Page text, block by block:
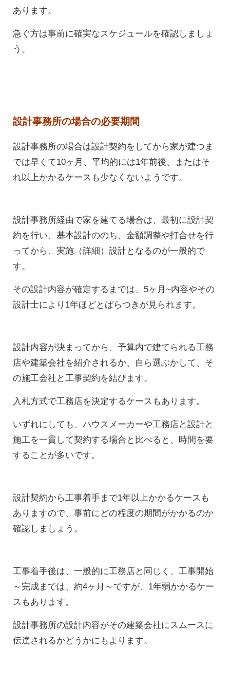
あります。
急ぐ方は事前に確実なスケジュールを確認しましょ
う。
設計事務所の場合の必要期間
設計事務所の場合は設計契約をしてから家が建つま
では早くて10ヶ月、平均的には1年前後、またはそ
れ以上かかるケースも少なくないようです。
設計事務所経由で家を建てる場合は、最初に設計契
約を行い、基本設計ののち、金額調整や打合せを行
ってから、実施（詳細）設計となるのが一般的で
す。
その設計内容が確定するまでは、5ヶ月~内容やその
設計士により1年ほどとばらつきが見られます。
設計内容が決まってから、予算内で建てられる工務
店や建築会社を紹介されるか、自ら選ぶかして、そ
の施工会社と工事契約を結びます。
入札方式で工務店を決定するケースもあります。
いずれにしても、ハウスメーカーや工務店と設計と
施工を一貫して契約する場合と比べると、時間を要
することが多いです。
設計契約から工事着手まで1年以上かかるケースも
ありますので、 事前にどの程度の期間がかかるのか
確認しましょう。
工事着手後は、一般的に工務店と同じく、 工事開始
～完成までは、約4ヶ月～ですが、1年弱かかるケー
スもあります。
設計事務所の設計内容がその建築会社にスムースに
伝達されるかどうかにもよります。